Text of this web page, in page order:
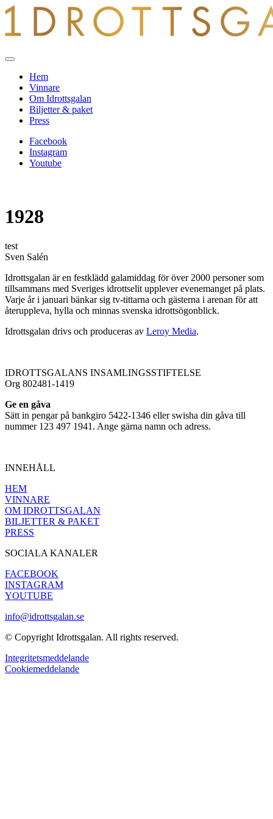
Hem
Vinnare
Om Idrottsgalan
Biljetter & paket
Press
Facebook
Instagram
Youtube
1928
test
Sven Salén
Idrottsgalan är en festklädd galamiddag för över 2000 personer som
tillsammans med Sveriges idrottselit upplever evenemanget på plats.
Varje år i januari bänkar sig tv-tittarna och gästerna i arenan för att
återuppleva, hylla och minnas svenska idrottsögonblick.
Idrottsgalan drivs och produceras av Leroy Media.
IDROTTSGALANS INSAMLINGSSTIFTELSE
Org 802481-1419
Ge en gåva
Sätt in pengar på bankgiro 5422-1346 eller swisha din gåva till
nummer 123 497 1941. Ange gärna namn och adress.
INNEHÅLL
HEM
VINNARE
OM IDROTTSGALAN
BILJETTER & PAKET
PRESS
SOCIALA KANALER
FACEBOOK
INSTAGRAM
YOUTUBE
info@idrottsgalan.se
© Copyright Idrottsgalan. All rights reserved.
Integritetsmeddelande
Cookiemeddelande